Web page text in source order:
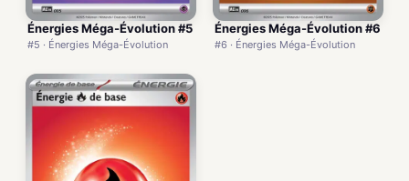
Énergies Méga-Évolution #5
#5 · Énergies Méga-Évolution
Énergies Méga-Évolution #6
#6 · Énergies Méga-Évolution